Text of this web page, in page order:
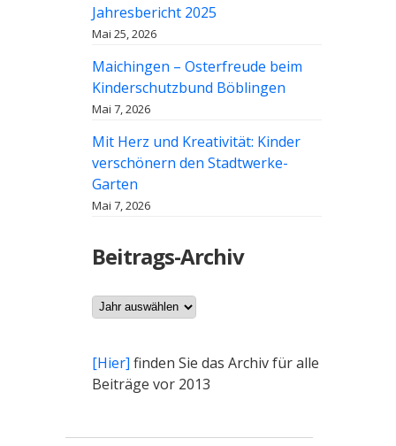
Jahresbericht 2025
Mai 25, 2026
Maichingen – Osterfreude beim
Kinderschutzbund Böblingen
Mai 7, 2026
Mit Herz und Kreativität: Kinder
verschönern den Stadtwerke-
Garten
Mai 7, 2026
Beitrags-Archiv
Archiv
[Hier] finden Sie das Archiv für alle
Beiträge vor 2013